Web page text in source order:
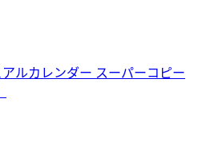
ルカレンダー スーパーコピー